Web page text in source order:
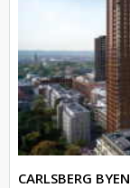
CARLSBERG